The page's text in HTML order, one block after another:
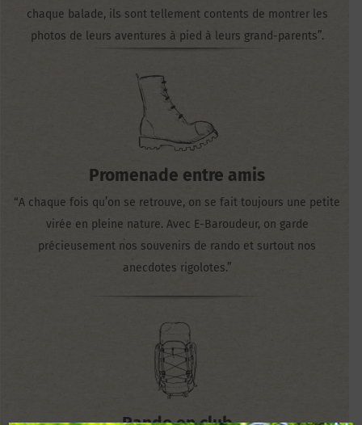
chaque balade, ils sont tellement contents de montrer les
photos de leurs aventures à pied à leurs grand-parents”.
Promenade entre amis
“A chaque fois qu’on se retrouve, on se fait toujours une petite
virée en pleine nature. Avec E-Baroudeur, on garde
précieusement nos souvenirs de rando et surtout nos
anecdotes rigolotes.”